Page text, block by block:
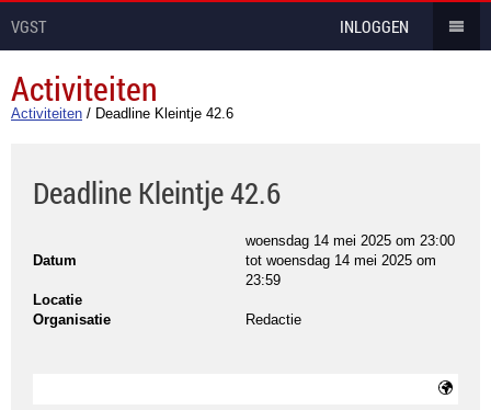
VGST INLOGGEN
Activiteiten
Activiteiten / Deadline Kleintje 42.6
Deadline Kleintje 42.6
Datum
woensdag 14 mei 2025 om 23:00
tot woensdag 14 mei 2025 om
23:59
Locatie
Organisatie
Redactie